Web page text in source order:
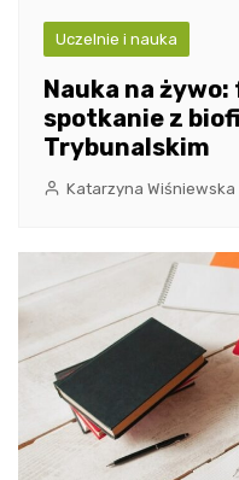
Uczelnie i nauka
Nauka na
spotkanie z
Trybunalskim
Katarzyna Wiśniewska